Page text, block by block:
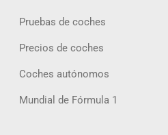
Pruebas de coches
Precios de coches
Coches autónomos
Mundial de Fórmula 1